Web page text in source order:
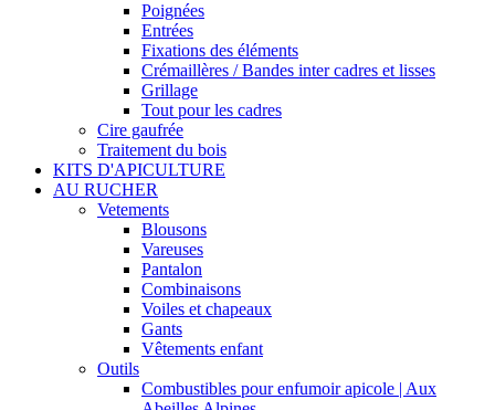
Poignées
Entrées
Fixations des éléments
Crémaillères / Bandes inter cadres et lisses
Grillage
Tout pour les cadres
Cire gaufrée
Traitement du bois
KITS D'APICULTURE
AU RUCHER
Vetements
Blousons
Vareuses
Pantalon
Combinaisons
Voiles et chapeaux
Gants
Vêtements enfant
Outils
Combustibles pour enfumoir apicole | Aux